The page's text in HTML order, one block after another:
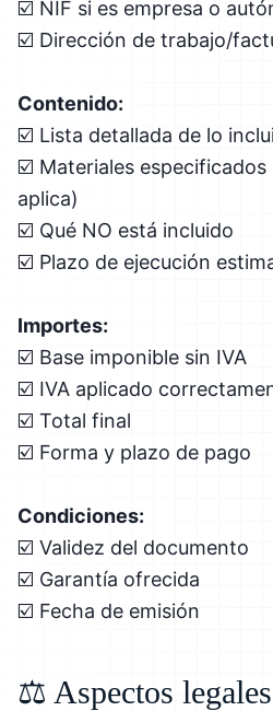
☑️ NIF si es empresa o
☑️ Dirección de trabajo/
Contenido:
☑️ Lista detallada de lo
☑️ Materiales
aplica)
☑️ Qué NO está incluido
☑️ Plazo de ejecución
Importes:
☑️ Base imponible sin IVA
☑️ IVA aplicado
☑️ Total final
☑️ Forma y plazo de pago
Condiciones:
☑️ Validez del documento
☑️ Garantía ofrecida
☑️ Fecha de emisión
⚖️ Aspectos